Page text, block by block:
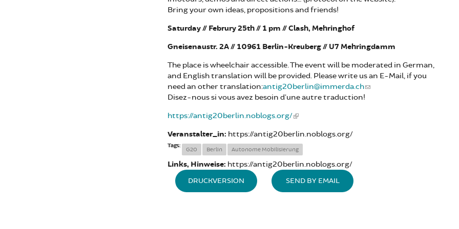
Bring your own ideas, propositions and friends!
Saturday // Februry25th // 1 pm //Clash, Mehringhof
Gneisenaustr. 2A // 10961 Berlin-Kreuberg // U7 Mehringdamm
The place is wheelchair accessible. The event will be moderated in German,
and English translation will be provided. Please write us an E-Mail, if you
need an other translation:antig20berlin@immerda.ch
Disez-nous si vous avez besoin d’une autre traduction!
https://antig20berlin.noblogs.org/
Veranstalter_in: https://antig20berlin.noblogs.org/
Tags:
G20 Berlin Autonome Mobilisierung
Links, Hinweise: https://antig20berlin.noblogs.org/
DRUCKVERSION SEND BY EMAIL